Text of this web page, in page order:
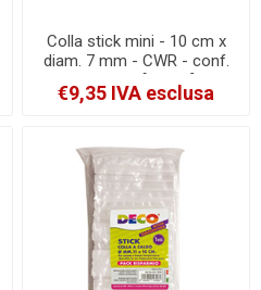
Colla stick mini - 10 cm x
diam. 7 mm - CWR - conf.
50 pezzi [11749]
€9,35 IVA esclusa